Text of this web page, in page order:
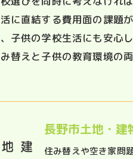
に直結する費用面の課題
子供の学校生活にも安心
替えと子供の教育環境の
長野市土地・建
住み替えや空き家問